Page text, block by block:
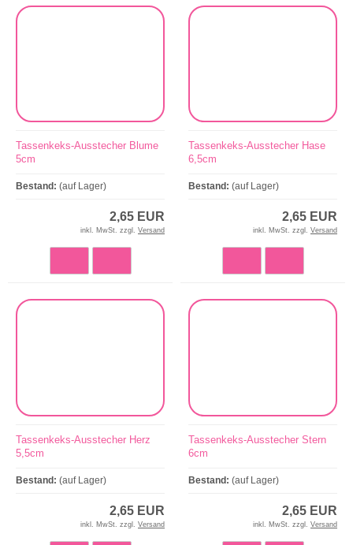
Tassenkeks-Ausstecher Blume
5cm
Bestand: (auf Lager)
2,65 EUR
inkl. MwSt. zzgl. Versand
Tassenkeks-Ausstecher Hase
6,5cm
Bestand: (auf Lager)
2,65 EUR
inkl. MwSt. zzgl. Versand
Tassenkeks-Ausstecher Herz
5,5cm
Bestand: (auf Lager)
2,65 EUR
inkl. MwSt. zzgl. Versand
Tassenkeks-Ausstecher Stern
6cm
Bestand: (auf Lager)
2,65 EUR
inkl. MwSt. zzgl. Versand